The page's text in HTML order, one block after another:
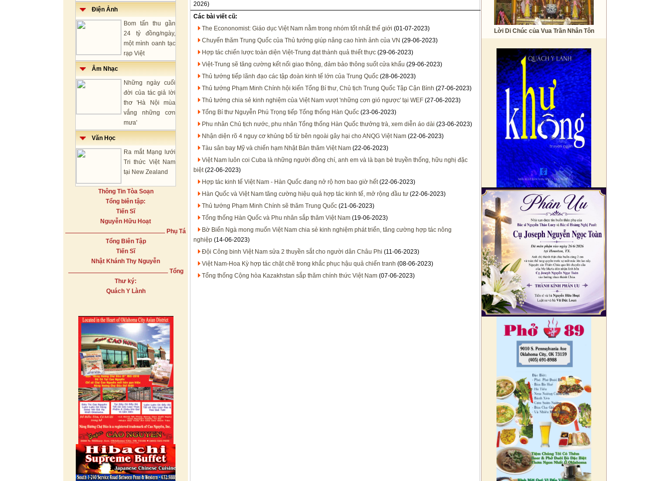
Điện Ảnh
Bom tấn thu gần
24 tỷ đồng/ngày,
một mình oanh tạc
rạp Việt
Âm Nhạc
Những ngày cuối
đời của tác giả lời
thơ 'Hà Nội mùa
vắng những cơn
mưa'
Văn Học
Ra mắt Mạng lưới
Tri thức Việt Nam
tại New Zealand
Thông Tin Tòa Soạn
Tổng biên tập:
Tiến Sĩ
Nguyễn Hữu Hoạt
Phụ Tá
Tổng Biên Tập
Tiến Sĩ
Nhật Khánh Thy Nguyễn
Tổng
Thư ký:
Quách Y Lành
2026)
Các bài viết cũ:
The Econonomist: Giáo dục Việt Nam nằm trong nhóm tốt nhất thế giới (01-07-2023)
Chuyến thăm Trung Quốc của Thủ tướng giúp nâng cao hình ảnh của VN (29-06-2023)
Hợp tác chiến lược toàn diện Việt-Trung đạt thành quả thiết thực (29-06-2023)
Việt-Trung sẽ tăng cường kết nối giao thông, đảm bảo thông suốt cửa khẩu (29-06-2023)
Thủ tướng tiếp lãnh đạo các tập đoàn kinh tế lớn của Trung Quốc (28-06-2023)
Thủ tướng Phạm Minh Chính hội kiến Tổng Bí thư, Chủ tịch Trung Quốc Tập Cận Bình (27-06-2023)
Thủ tướng chia sẻ kinh nghiệm của Việt Nam vượt 'những cơn gió ngược' tại WEF (27-06-2023)
Tổng Bí thư Nguyễn Phú Trọng tiếp Tổng thống Hàn Quốc (23-06-2023)
Phu nhân Chủ tịch nước, phu nhân Tổng thống Hàn Quốc thưởng trà, xem diễn áo dài (23-06-2023)
Nhận diện rõ 4 nguy cơ khủng bố từ bên ngoài gây hại cho ANQG Việt Nam (22-06-2023)
Tàu sân bay Mỹ và chiến hạm Nhật Bản thăm Việt Nam (22-06-2023)
Việt Nam luôn coi Cuba là những người đồng chí, anh em và là bạn bè truyền thống, hữu nghị đặc
biệt(22-06-2023)
Hợp tác kinh tế Việt Nam - Hàn Quốc đang nở rộ hơn bao giờ hết(22-06-2023)
Hàn Quốc và Việt Nam tăng cường hiệu quả hợp tác kinh tế, mở rộng đầu tư (22-06-2023)
Thủ tướng Phạm Minh Chính sẽ thăm Trung Quốc (21-06-2023)
Tổng thống Hàn Quốc và Phu nhân sắp thăm Việt Nam (19-06-2023)
Bờ Biển Ngà mong muốn Việt Nam chia sẻ kinh nghiệm phát triển, tăng cường hợp tác nông
nghiệp (14-06-2023)
Đội Công binh Việt Nam sửa 2 thuyền sắt cho người dân Châu Phi (11-06-2023)
Việt Nam-Hoa Kỳ hợp tác chặt chẽ trong khắc phục hậu quả chiến tranh (08-06-2023)
Tổng thống Cộng hòa Kazakhstan sắp thăm chính thức Việt Nam (07-06-2023)
Lời Di Chúc của Vua Trần Nhân Tôn